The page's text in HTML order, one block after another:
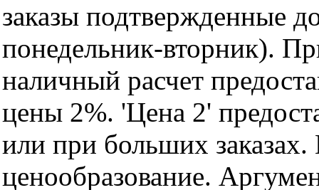
заказы подтвержденные
понедельник-вторник).
наличный расчет
цены 2%. 'Цена 2'
или при больших
ценообразование.